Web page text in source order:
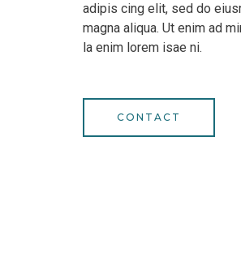
adipis cing elit, sed do
magna aliqua. Ut enim ad
la enim lorem isae ni.
CONTACT